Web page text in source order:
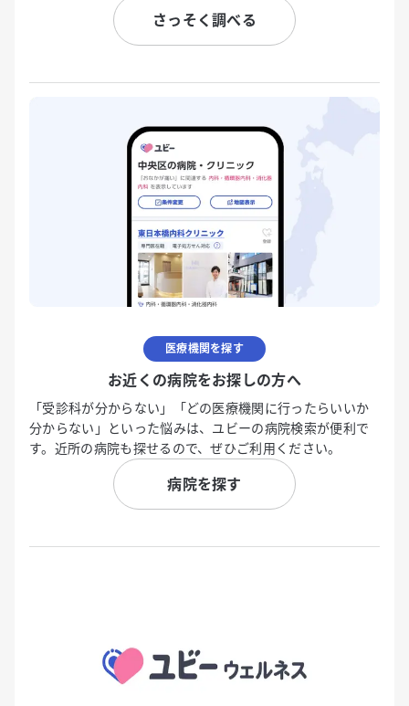
さっそく調べる
医療機関を探す
お近くの病院をお探しの方へ
「受診科が分からない」「どの医療機関に行ったらいいか
分からない」といった悩みは、ユビーの病院検索が便利で
す。近所の病院も探せるので、ぜひご利用ください。
病院を探す